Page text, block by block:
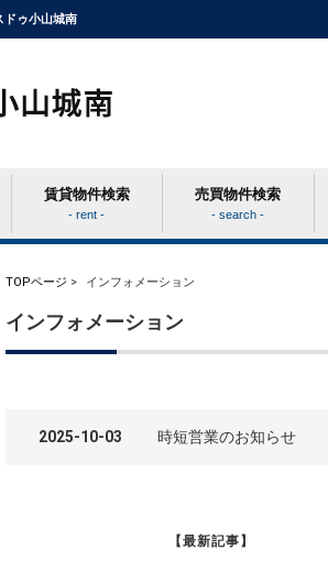
ドゥ小山城南
賃貸物件検索
- rent -
売買物件検索
- search -
TOPページ > インフォメーション
インフォメーション
2025-10-03 時短営業のお知らせ
【最新記事】